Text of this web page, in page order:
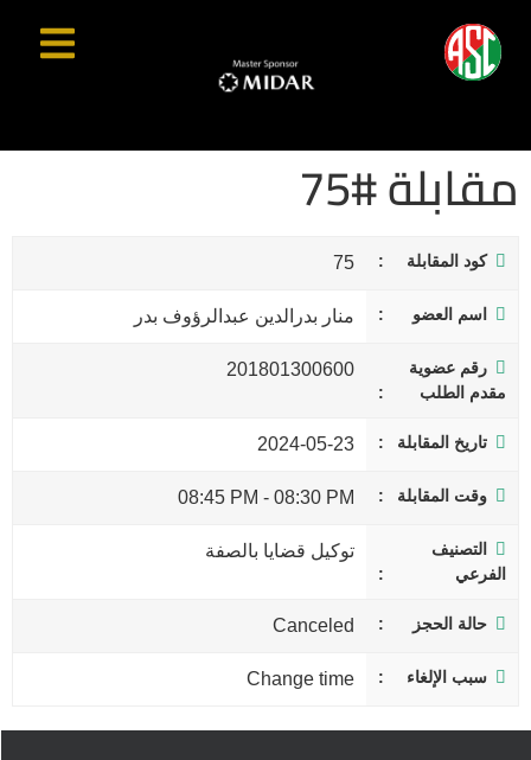
مقابلة #75
كود المقابلة 75
اسم العضو منار بدرالدين عبدالرؤوف بدر
رقم عضوية
مقدم الطلب
201801300600
تاريخ المقابلة 2024-05-23
وقت المقابلة 08:30 PM
-
08:45 PM
التصنيف
الفرعي
توكيل قضايا بالصفة
حالة الحجز Canceled
سبب الإلغاء Change time